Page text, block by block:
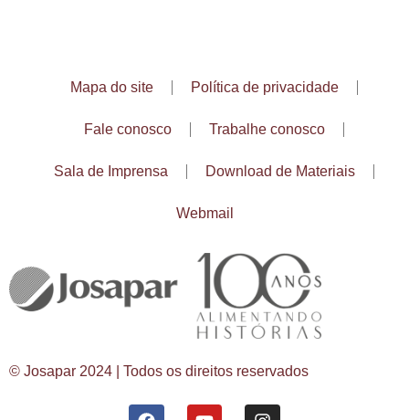
Mapa do site Política de privacidade
Fale conosco Trabalhe conosco
Sala de Imprensa Download de Materiais
Webmail
© Josapar 2024 | Todos os direitos reservados